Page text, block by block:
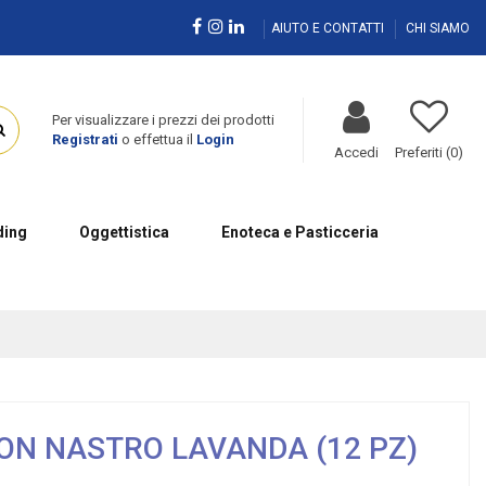
AIUTO E CONTATTI CHI SIAMO
Per visualizzare i prezzi dei prodotti
Registrati o effettua il Login
Accedi Preferiti (0)
Oggettistica Enoteca e Pasticceria
NASTRO LAVANDA (12 PZ)